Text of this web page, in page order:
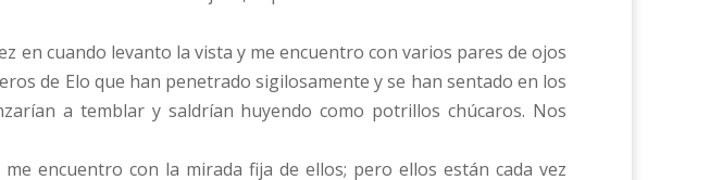
en cuando levanto la vista y me encuentro con varios pares de ojos
de Elo que han penetrado sigilosamente y se han sentado en los
a temblar y saldrían huyendo como potrillos chúcaros. Nos
encuentro con la mirada fija de ellos; pero ellos están cada vez